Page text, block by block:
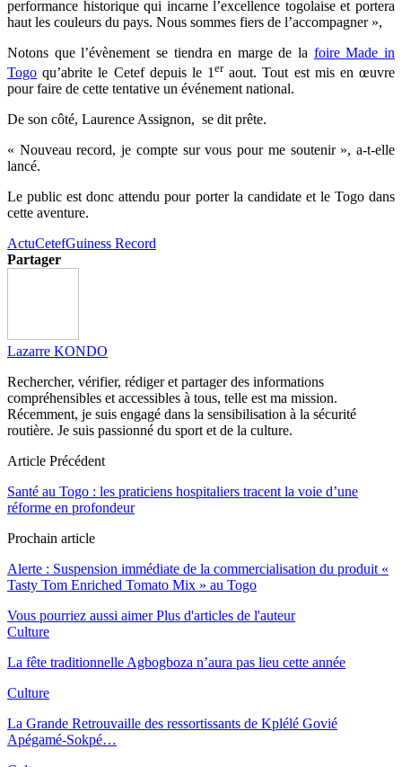
performance historique qui incarne l’excellence togolaise et portera
haut les couleurs du pays. Nous sommes fiers de l’accompagner »,
Notons que l’évènement se tiendra en marge de la foire Made in
Togo qu’abrite le Cetef depuis le 1 eraout. Tout est mis en œuvre
pour faire de cette tentative un événement national.
De son côté, Laurence Assignon, se dit prête.
« Nouveau record, je compte sur vous pour me soutenir », a-t-elle
lancé.
Le public est donc attendu pour porter la candidate et le Togo dans
cette aventure.
ActuCetefGuiness Record
Partager
Lazarre KONDO
Rechercher, vérifier, rédiger et partager des informations
compréhensibles et accessibles à tous, telle est ma mission.
Récemment, je suis engagé dans la sensibilisation à la sécurité
routière. Je suis passionné du sport et de la culture.
Article Précédent
Santé au Togo : les praticiens hospitaliers tracent la voie d’une
réforme en profondeur
Prochain article
Alerte : Suspension immédiate de la commercialisation du produit «
Tasty Tom Enriched Tomato Mix » au Togo
Vous pourriez aussi aimer Plus d'articles de l'auteur
Culture
La fête traditionnelle Agbogboza n’aura pas lieu cette année
Culture
La Grande Retrouvaille des ressortissants de Kplélé Govié
Apégamé-Sokpé…